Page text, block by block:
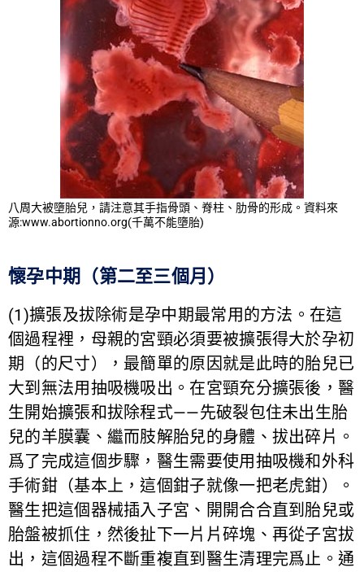
八周大被墮胎兒，請注意其手指骨頭、脊柱、肋骨的形成。資料來
源:www.abortionno.org(千萬不能墮胎)
懷孕中期（第二至三個月）
(1)擴張及拔除術是孕中期最常用的方法。在這
個過程裡，母親的宮頸必須要被擴張得大於孕初
期（的尺寸），最簡單的原因就是此時的胎兒已
大到無法用抽吸機吸出。在宮頸充分擴張後，醫
生開始擴張和拔除程式——先破裂包住未出生胎
兒的羊膜囊、繼而肢解胎兒的身體、拔出碎片。
爲了完成這個步驟，醫生需要使用抽吸機和外科
手術鉗（基本上，這個鉗子就像一把老虎鉗）。
醫生把這個器械插入子宮、開開合合直到胎兒或
胎盤被抓住，然後扯下一片片碎塊、再從子宮拔
出，這個過程不斷重複直到醫生清理完爲止。通